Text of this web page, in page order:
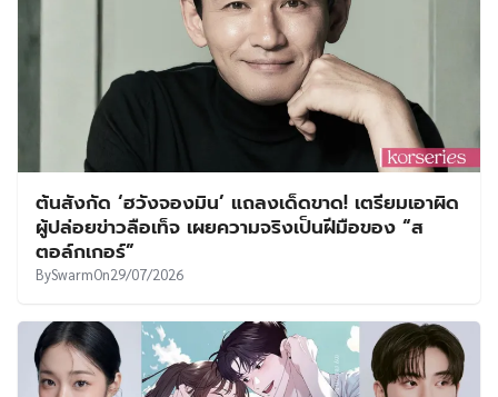
ต้นสังกัด ‘ฮวังจองมิน’ แถลงเด็ดขาด! เตรียมเอาผิด
ผู้ปล่อยข่าวลือเท็จ เผยความจริงเป็นฝีมือของ “ส
ตอล์กเกอร์”
BySwarmOn29/07/2026